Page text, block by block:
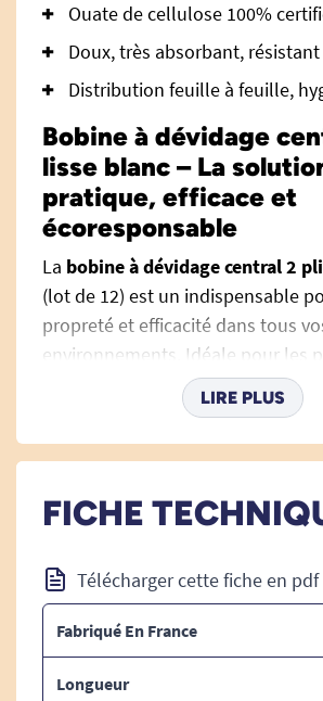
Ouate de cellulose 100%
Doux, très absorbant,
Distribution feuille à feuille,
Bobine à dévidage
lisse blanc – La
pratique, efficace et
écoresponsable
La bobine à dévidage central 2
(lot de 12) est un indispensable
propreté et efficacité dans tous
environnements. Idéale pour les
et les particuliers, elle s’utilise
cuisine, en atelier, dans les
tout lieu accueillant du public.
d’absorption sont pensés pour un
compromis et un usage quotidien
de l’hygiène, l’association avec un
désinfectant
adapté au milieu
alimentaire optimise la
et des mains.
LIRE PLUS
FICHE
Télécharger cette fiche en pdf
Fabriqué En France
Longueur